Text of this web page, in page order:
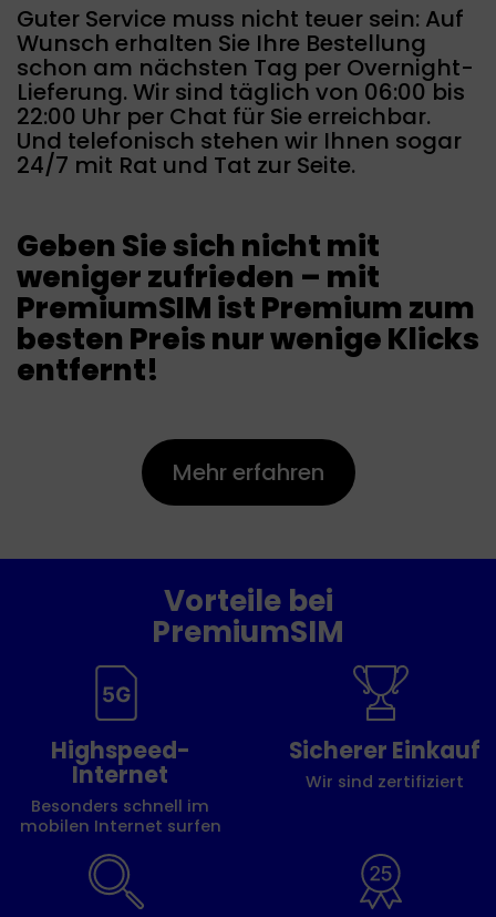
Guter Service muss nicht teuer sein: Auf
Wunsch erhalten Sie Ihre Bestellung
schon am nächsten Tag per Overnight-
Lieferung. Wir sind täglich von 06:00 bis
22:00 Uhr per Chat für Sie erreichbar.
Und telefonisch stehen wir Ihnen sogar
24/7 mit Rat und Tat zur Seite.
Geben Sie sich nicht mit
weniger zufrieden – mit
PremiumSIM ist Premium zum
besten Preis nur wenige Klicks
entfernt!
Mehr erfahren
Vorteile bei
PremiumSIM
Highspeed-
Internet
Besonders schnell im
mobilen Internet surfen
Sicherer Einkauf
Wir sind zertifiziert